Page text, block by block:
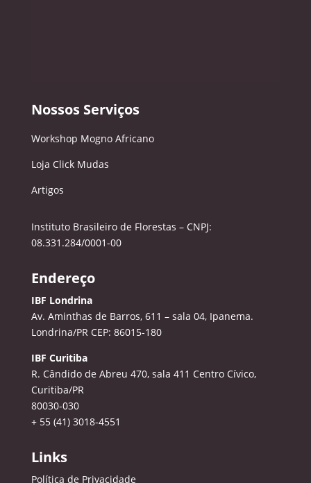
Nossos Serviços
Workshop Mogno Africano
Loja Click Mudas
Artigos
Instituto Brasileiro de Florestas – CNPJ:
08.331.284/0001-00
Endereço
IBF Londrina
Av. Aminthas de Barros, 611 – sala 04, Ipanema.
Londrina/PR CEP: 86015-180
IBF Curitiba
R. Cândido de Abreu 470, sala 411 Centro Cívico,
Curitiba/PR
80030-030
+ 55 (41) 3018-4551
Links
Política de Privacidade